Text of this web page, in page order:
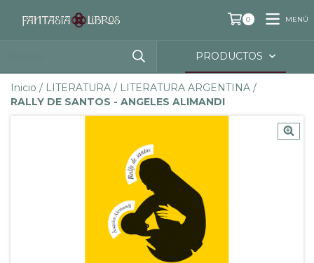
0 MENÚ
PRODUCTOS
Inicio / LITERATURA / LITERATURA ARGENTINA /
RALLY DE SANTOS - ANGELES ALIMANDI